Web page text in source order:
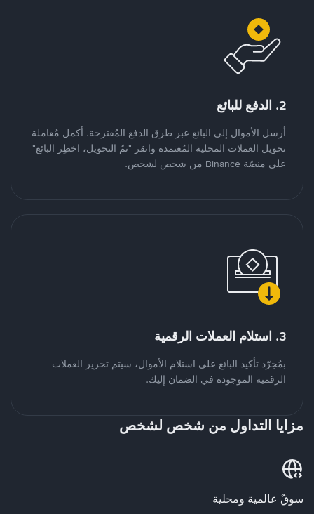
2. الدفع للبائع
أرسل الأموال إلى البائع عبر طرق الدفع المُقترحة. أكمل مُعاملة
تحويل العملات المحلية المُعتمدة وانقر "تمّ التحويل، اخطِر البائع"
على منصّة Binance من شخص لشخص.
3. استلام العملات الرقمية
بمُجرّد تأكيد البائع على استلام الأموال، سيتم تحرير العملات
الرقمية الموجودة في الضمان إليك.
مزايا التداول من شخص لشخص
سوقٌ عالمية ومحلية